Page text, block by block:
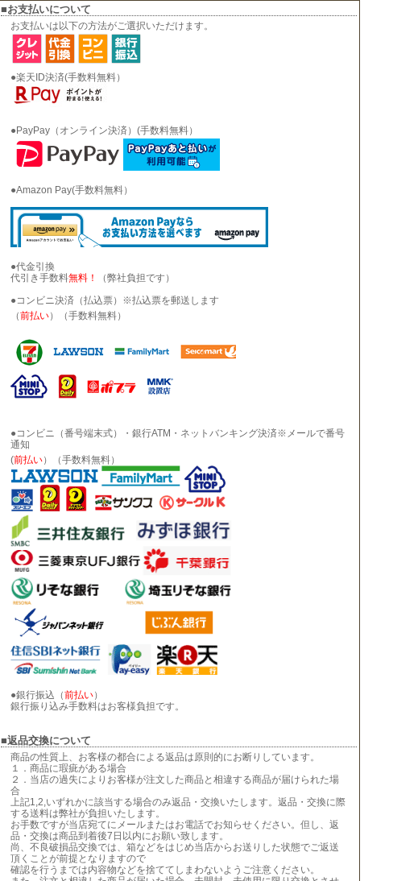
■お支払いについて
お支払いは以下の方法がご選択いただけます。
●楽天ID決済(手数料無料）
●PayPay（オンライン決済）(手数料無料）
●Amazon Pay(手数料無料）
●代金引換
代引き手数料無料！
（弊社負担です）
●コンビニ決済（払込票）※払込票を郵送します
（前払い）（手数料無料）
●コンビニ（番号端末式）・銀行ATM・ネットバンキング決済※メールで番号
通知
(前払い）（手数料無料）
●銀行振込（前払い）
銀行振り込み手数料はお客様負担です。
■返品交換について
商品の性質上、お客様の都合による返品は原則的にお断りしています。
１．商品に瑕疵がある場合
２．当店の過失によりお客様が注文した商品と相違する商品が届けられた場
合
上記1,2,いずれかに該当する場合のみ返品・交換いたします。返品・交換に際
する送料は弊社が負担いたします。
お手数ですが当店宛てにメールまたはお電話でお知らせください。但し、返
品・交換は商品到着後7日以内にお願い致します。
尚、不良破損品交換では、箱などをはじめ当店からお送りした状態でご返送
頂くことが前提となりますので
確認を行うまでは内容物などを捨ててしまわないようご注意ください。